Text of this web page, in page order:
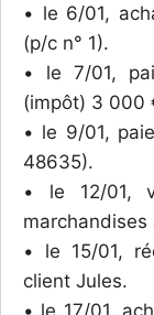
• le 6/01,
(p/c n° 1).
• le 7/01,
(impôt) 3 000
• le 9/01,
48635).
• le 12/01,
marchandises
• le 15/01,
client Jules.
• le 17/01,